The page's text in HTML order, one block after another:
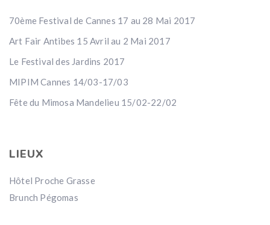
70ème Festival de Cannes 17 au 28 Mai 2017
Art Fair Antibes 15 Avril au 2 Mai 2017
Le Festival des Jardins 2017
MIPIM Cannes 14/03-17/03
Fête du Mimosa Mandelieu 15/02-22/02
LIEUX
Hôtel Proche Grasse
Brunch Pégomas